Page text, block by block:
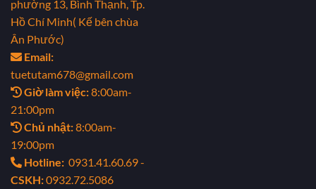
phường 13, Bình Thạnh, Tp.
Hồ Chí Minh( Kế bên chùa
Ân Phước)
Email:
tuetutam678@gmail.com
Giờ làm việc:8:00am-
21:00pm
Chủ nhật:8:00am-
19:00pm
Hotline: 0931.41.60.69 -
CSKH:0932.72.5086